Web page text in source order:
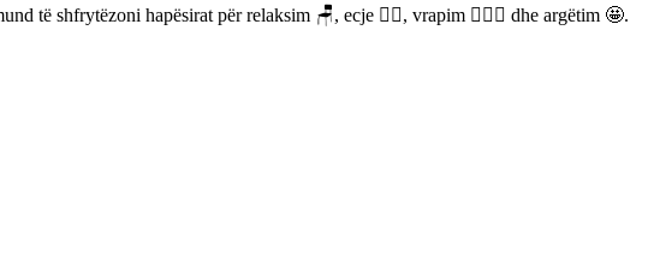
të shfrytëzoni hapësirat për relaksim 🪑, ecje 🚶‍♀️, vrapim 🏃🏻‍♀️ dhe argëtim 🤩.